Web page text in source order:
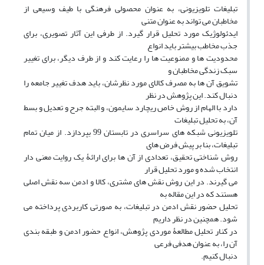
تبلیغات تلویزیونی، به عنوان محصولی فرهنگی با طیف وسیعی از
مخاطبان می تواند به عنوان متنی
ایدئولوژیک مورد تحلیل قرار گیرد. از طرفی این آثار تصویری، برای
جذب مخاطب بیشتر باید انواع
محدودیت ها و ممنوعیت ها را رعایت کند و از طرف دیگر، برای تغییر
سبک زندگی مخاطبان و
تشویق آن ها به مصرف کالای مورد نظرشان، باید هدف تغییر جامعه را
دنبال کند. این پژوهش در نظر
دارد با الهام از روش خاص ریچارد سایمون، و البته جرح و تعدیل و بسط
آن، به تحلیل تبلیغات
تلویزیونی شبکه های سراسری در تابستان 99 بپردازد. از میان تمام
تبلیغات، بنا بر پیش فرض های
روش شناختی تحقیق، تعدادی از آن ها برای ارائۀ یک روایت معنی دار
انتخاب شده و مورد تحلیل قرار
می گیرند. در این روش نقش های مشتری، کالا و ادمن سه نقش اصلی
هستند که در این مقاله به
تحلیل حضور نقش ادمن در تبلیغات، به صورتی کاربردی پرداخته می
شود. همچنین در نظر داریم
در کنار تحلیل مطالعۀ موردی پژوهش، انواع حضور ادمن و طبقه بندی
آن را، به عنوان هدفی فرعی
دنبال کنیم.